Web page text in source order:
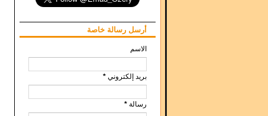
أرسل رسالة خاصة
الاسم
بريد إلكتروني *
رسالة *